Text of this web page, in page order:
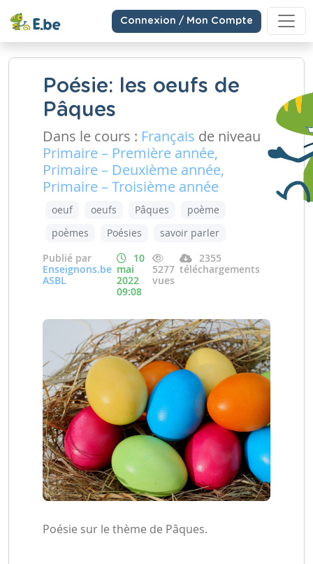
Connexion / Mon Compte
Poésie: les oeufs de
Pâques
Dans le cours : Français de niveau
Primaire – Première année,
Primaire – Deuxième année,
Primaire – Troisième année
oeuf oeufs Pâques
poème
poèmes
Poésies
savoir parler
Publié par
Enseignons.be
ASBL
10
mai
2022
09:08
5277
vues
2355
téléchargements
Poésie sur le thème de Pâques.